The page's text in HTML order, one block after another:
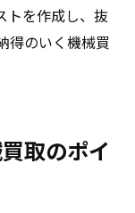
トを作成し、抜
得のいく機械買
取のポイ